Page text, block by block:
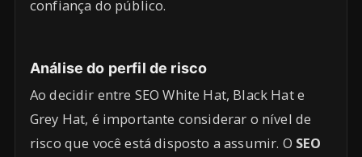
confiança do público.
Análise do perfil de risco
Ao decidir entre SEO White Hat, Black Hat e
Grey Hat, é importante considerar o nível de
risco que você está disposto a assumir. O SEO